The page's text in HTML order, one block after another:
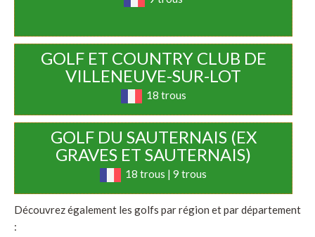
GOLF ET COUNTRY CLUB DE
VILLENEUVE-SUR-LOT
18 trous
GOLF DU SAUTERNAIS (EX
GRAVES ET SAUTERNAIS)
18 trous | 9 trous
Découvrez également les golfs par région et par département
: